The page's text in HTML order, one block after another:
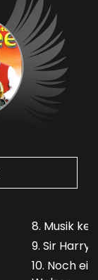
8. Musik
9. Sir Harry
10. Noch